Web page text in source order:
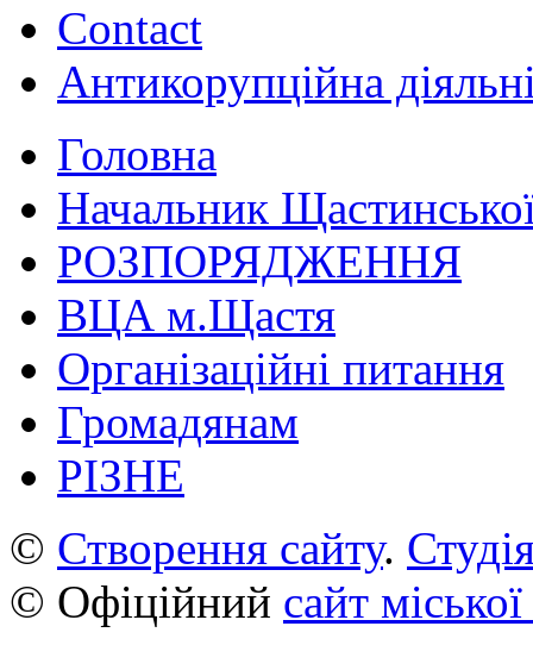
Contact
Антикорупційна
Головна
Начальник
РОЗПОРЯДЖЕННЯ
ВЦА м.Щастя
Організаційні питання
Громадянам
РІЗНЕ
© Створення сайту.
© Офіційний сайт